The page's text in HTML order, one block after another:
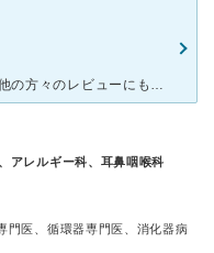
発熱時に内科のお世話になりました。 他の方々のレビューにもありますが、診察前に一時的に場所を移動して看護師さんから体温測定など、簡易的な診察をしていただいたことに最初はとても驚きました。 先生も明
アレルギー科、耳鼻咽喉科
門医、循環器専門医、消化器病